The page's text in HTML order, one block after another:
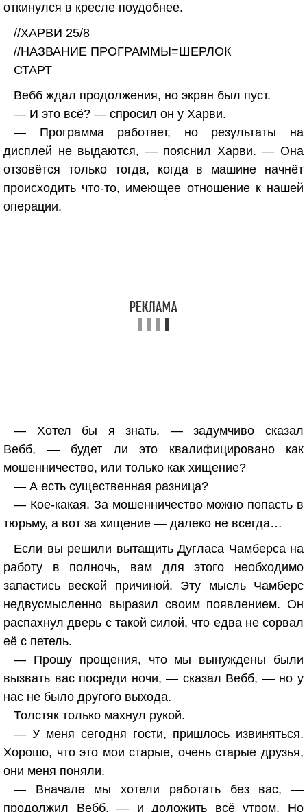
откинулся в кресле поудобнее.
//ХАРВИ 25/8
//НАЗВАНИЕ ПРОГРАММЫ=ШЕРЛОК
СТАРТ
Вебб ждал продолжения, но экран был пуст.
— И это всё? — спросил он у Харви.
— Программа работает, но результаты на
дисплей не выдаются, — пояснил Харви. — Она
отзовётся только тогда, когда в машине начнёт
происходить что-то, имеющее отношение к нашей
операции.
— Хотел бы я знать, — задумчиво сказал
Вебб, — будет ли это квалифицировано как
мошенничество, или только как хищение?
— А есть существенная разница?
— Кое-какая. За мошенничество можно попасть в
тюрьму, а вот за хищение — далеко не всегда…
Если вы решили вытащить Дугласа Чамберса на
работу в полночь, вам для этого необходимо
запастись веской причиной. Эту мысль Чамберс
недвусмысленно выразил своим появлением. Он
распахнул дверь с такой силой, что едва не сорвал
её с петель.
— Прошу прощения, что мы вынуждены были
вызвать вас посреди ночи, — сказал Вебб, — но у
нас не было другого выхода.
Толстяк только махнул рукой.
— У меня сегодня гости, пришлось извиняться.
Хорошо, что это мои старые, очень старые друзья,
они меня поняли.
— Вначале мы хотели работать без вас, —
продолжил Вебб, — и доложить всё утром. Но